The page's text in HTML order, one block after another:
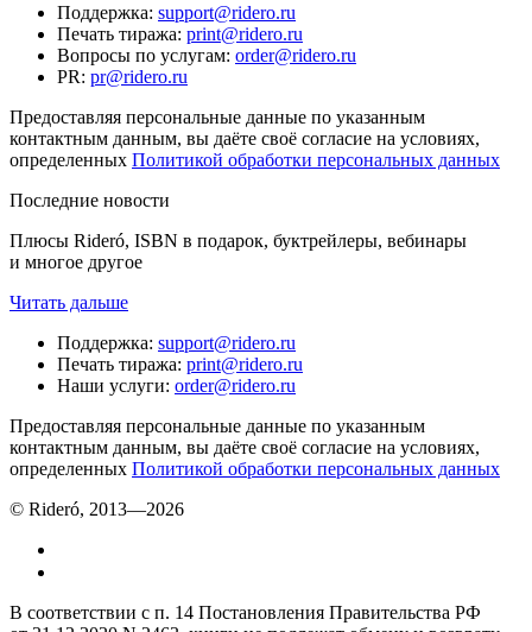
Поддержка: support@ridero.ru
Печать тиража: print@ridero.ru
Вопросы по услугам: order@ridero.ru
PR: pr@ridero.ru
Предоставляя персональные данные по указанным
контактным данным, вы даёте своё согласие на условиях,
определенных Политикой обработки персональных данных
Последние новости
Плюсы Rideró, ISBN в подарок, буктрейлеры, вебинары
и многое другое
Читать дальше
Поддержка: support@ridero.ru
Печать тиража: print@ridero.ru
Наши услуги: order@ridero.ru
Предоставляя персональные данные по указанным
контактным данным, вы даёте своё согласие на условиях,
определенных Политикой обработки персональных данных
© Rideró, 2013—2026
В соответствии с п. 14 Постановления Правительства РФ